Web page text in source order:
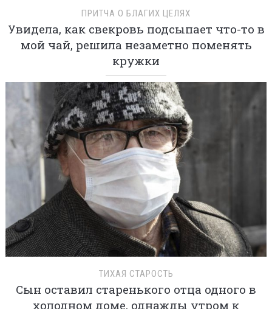
ПРИТЧА О БЛАГИХ ЦЕЛЯХ
Увидела, как свекровь подсыпает что-то в
мой чай, решила незаметно поменять
кружки
ТИХАЯ СТАРОСТЬ
Сын оставил старенького отца одного в
холодном доме, однажды утром к